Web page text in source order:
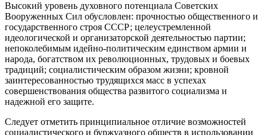
Высокий уровень духовного потенциала Советских
Вооруженных Сил обусловлен: прочностью общественного и
государственного строя СССР; целеустремленной
идеологической и организаторской деятельностью партии;
непоколебимым идейно-политическим единством армии и
народа, богатством их революционных, трудовых и боевых
традиций; социалистическим образом жизни; кровной
заинтересованностью трудящихся масс в успехах
совершенствования общества развитого социализма и
надежной его защите.
Следует отметить принципиальное отличие возможностей
социалистического и буржуазного обществ в использовании